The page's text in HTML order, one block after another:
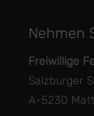
Nehmen
Freiwillige
Salzburger
A-5230